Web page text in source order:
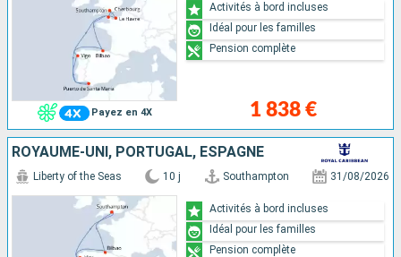
Payez en 4X 1 838 €
Activités à bord incluses
Idéal pour les familles
Pension complète
ROYAUME-UNI, PORTUGAL, ESPAGNE
Liberty of the Seas 10 j Southampton 31/08/2026
Activités à bord incluses
Idéal pour les familles
Pension complète